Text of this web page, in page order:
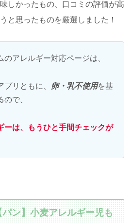
しかったもの、口コミの評価が高
と思ったものを厳選しました！
のアレルギー対応ページは、
プリともに、 卵・乳不使用を基
で、
ーは、もうひと手間チェックが
ン】小麦アレルギー児も